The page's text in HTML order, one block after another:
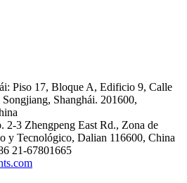
Piso 17, Bloque A, Edificio 9, Calle
Shanghái. 201600,
2-3 Zhengpeng East Rd., Zona de
y Tecnológico, Dalian 116600, China
21-67801665